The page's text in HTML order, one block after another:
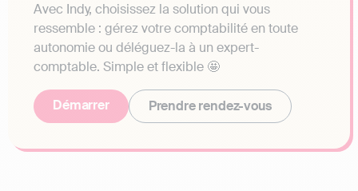
Avec Indy, choisissez la solution qui vous
ressemble : gérez votre comptabilité en toute
autonomie ou déléguez-la à un expert-
comptable. Simple et flexible 🤩
Démarrer Prendre rendez-vous